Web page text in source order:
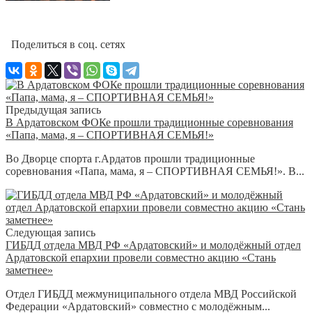
Поделиться в соц. сетях
Предыдущая запись
В Ардатовском ФОКе прошли традиционные соревнования
«Папа, мама, я – СПОРТИВНАЯ СЕМЬЯ!»
Во Дворце спорта г.Ардатов прошли традиционные
соревнования «Папа, мама, я – СПОРТИВНАЯ СЕМЬЯ!». В...
Следующая запись
ГИБДД отдела МВД РФ «Ардатовский» и молодёжный отдел
Ардатовской епархии провели совместно акцию «Стань
заметнее»
Отдел ГИБДД межмуниципального отдела МВД Российской
Федерации «Ардатовский» совместно с молодёжным...